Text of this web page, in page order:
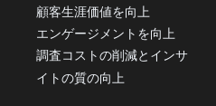
顧客生涯価値を向上
エンゲージメントを向上
調査コストの削減とインサ
イトの質の向上